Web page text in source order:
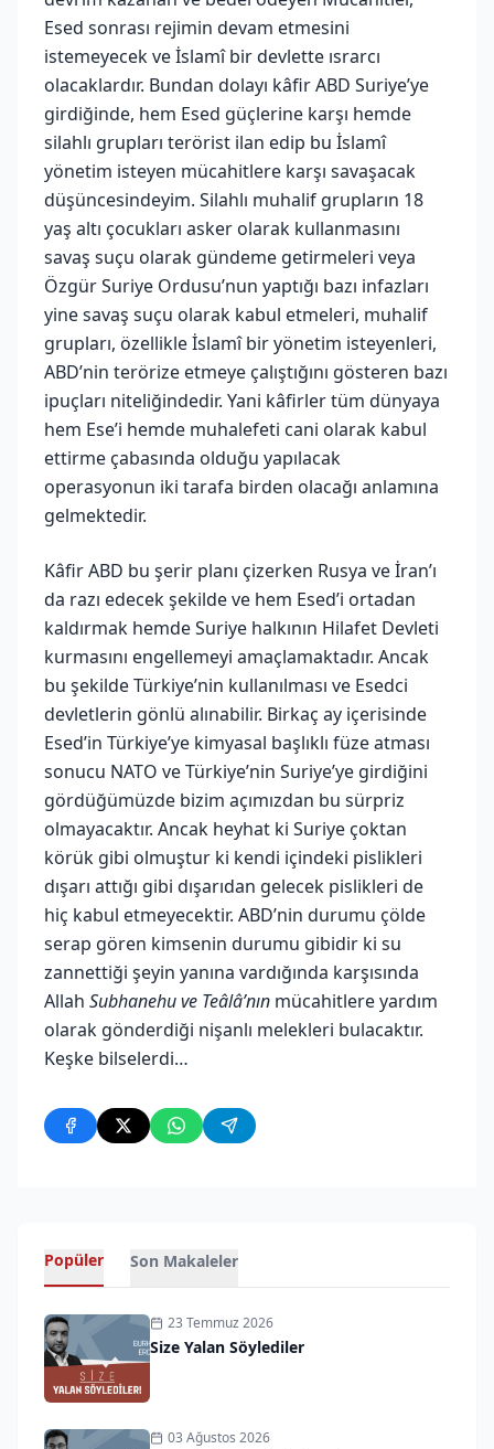
Esed sonrası rejimin devam etmesini
istemeyecek ve İslamî bir devlette ısrarcı
olacaklardır. Bundan dolayı kâfir ABD Suriye’ye
girdiğinde, hem Esed güçlerine karşı hemde
silahlı grupları terörist ilan edip bu İslamî
yönetim isteyen mücahitlere karşı savaşacak
düşüncesindeyim. Silahlı muhalif grupların 18
yaş altı çocukları asker olarak kullanmasını
savaş suçu olarak gündeme getirmeleri veya
Özgür Suriye Ordusu’nun yaptığı bazı infazları
yine savaş suçu olarak kabul etmeleri, muhalif
grupları, özellikle İslamî bir yönetim isteyenleri,
ABD’nin terörize etmeye çalıştığını gösteren bazı
ipuçları niteliğindedir. Yani kâfirler tüm dünyaya
hem Ese’i hemde muhalefeti cani olarak kabul
ettirme çabasında olduğu yapılacak
operasyonun iki tarafa birden olacağı anlamına
gelmektedir.
Kâfir ABD bu şerir planı çizerken Rusya ve İran’ı
da razı edecek şekilde ve hem Esed’i ortadan
kaldırmak hemde Suriye halkının Hilafet Devleti
kurmasını engellemeyi amaçlamaktadır. Ancak
bu şekilde Türkiye’nin kullanılması ve Esedci
devletlerin gönlü alınabilir. Birkaç ay içerisinde
Esed’in Türkiye’ye kimyasal başlıklı füze atması
sonucu NATO ve Türkiye’nin Suriye’ye girdiğini
gördüğümüzde bizim açımızdan bu sürpriz
olmayacaktır. Ancak heyhat ki Suriye çoktan
körük gibi olmuştur ki kendi içindeki pislikleri
dışarı attığı gibi dışarıdan gelecek pislikleri de
hiç kabul etmeyecektir. ABD’nin durumu çölde
serap gören kimsenin durumu gibidir ki su
zannettiği şeyin yanına vardığında karşısında
Allah Subhanehu ve Teâlâ’nın mücahitlere yardım
olarak gönderdiği nişanlı melekleri bulacaktır.
Keşke bilselerdi…
Popüler Son Makaleler
23 Temmuz 2026
Size Yalan Söylediler
03 Ağustos 2026